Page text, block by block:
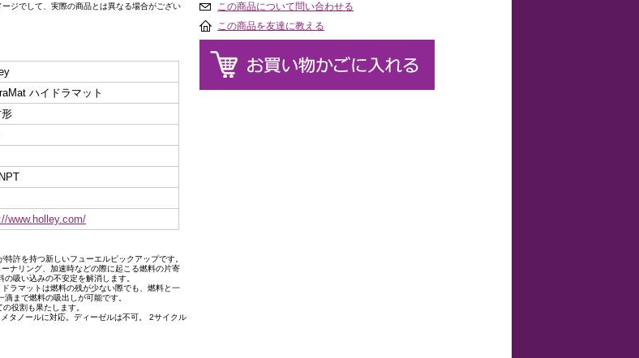
ージでして、実際の商品とは異なる場合がござい
ハイドラマット
www.holley.com/
許を持つ新しいフューエルピックアップです。
ナリング、加速時などの際に起こる燃料の片寄
吸い込みの不安定を解消します。
ラマットは燃料の残が少ない際でも、燃料と一
まで燃料の吸出しが可能です。
役割も果たします。
タノールに対応。ディーゼルは不可。 2サイクル
この商品について問い合わせる
この商品を友達に教える